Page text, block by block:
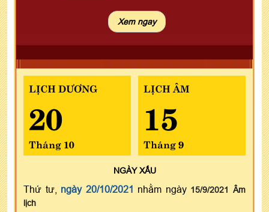
LỊCH DƯƠNG
20
Tháng 10
LỊCH ÂM
15
Tháng 9
NGÀYXẤU
Thứ tư, ngày 20/10/2021 nhằm ngày 15/9/2021 Âm
lịch